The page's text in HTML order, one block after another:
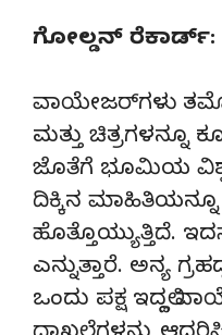
ಗೋಲ್ಡನ್ ರೆಕಾರ್ಡ್:
ವಾಯೇಜರ್‌ಗಳು
ಮತ್ತು ಚಿತ್ರಗಳನ್ನೂ
ಜೊತೆಗೆ ಭೂಮಿಯ
ದಿಕ್ಕಿನ ಮಾಹಿತಿಯನ್ನೂ
ಹೊತ್ತೊಯ್ಯುತ್ತಿದೆ.
ಎನ್ನುತ್ತಾರೆ. ಅನ್ಯ
ಒಂದು ಪಕ್ಷ ಇದ್ದಲ್ಲಿ